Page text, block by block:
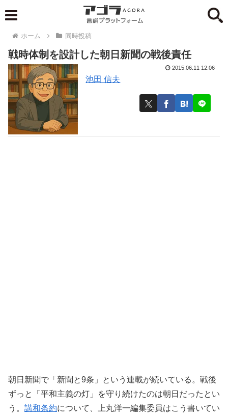
ホーム 同時投稿
戦時体制を設計した朝日新聞の戦後責任
池田 信夫
2015.06.11 12:06
朝日新聞で「新聞と9条」という連載が続いている。戦後
ずっと「平和主義の灯」を守り続けたのは朝日だったとい
う。 講和条約について、上丸洋一編集委員はこう書いてい